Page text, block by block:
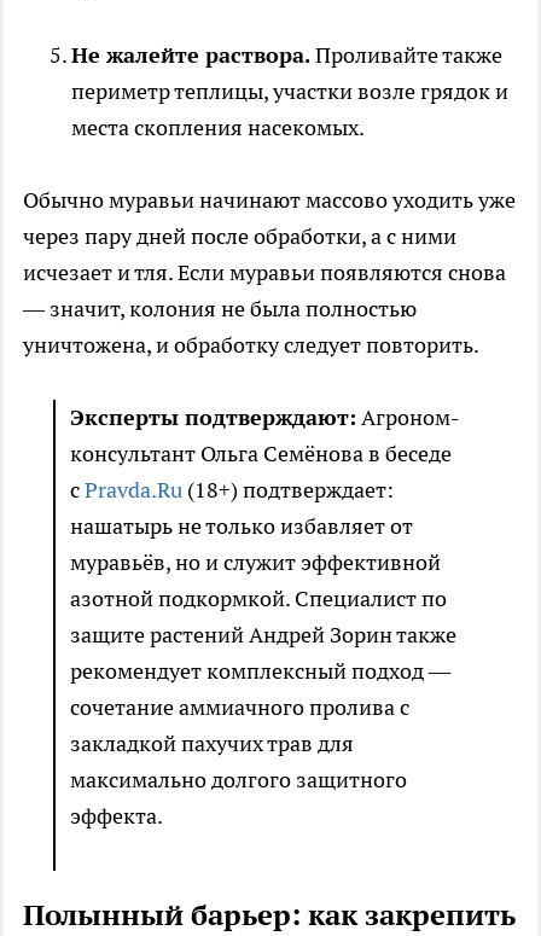
Не жалейте раствора.Проливайте также
периметр теплицы, участки возле грядок и
места скопления насекомых.
Обычно муравьи начинают массово уходить уже
через пару дней после обработки, а с ними
исчезает и тля. Если муравьи появляются снова
— значит, колония не была полностью
уничтожена, и обработку следует повторить.
Эксперты подтверждают: Агроном-
консультант Ольга Семёнова в беседе
сPravda.Ru (18+) подтверждает:
нашатырь не только избавляет от
муравьёв, но и служит эффективной
азотной подкормкой. Специалист по
защите растений Андрей Зорин также
рекомендует комплексный подход —
сочетание аммиачного пролива с
закладкой пахучих трав для
максимально долгого защитного
эффекта.
Полынный барьер: как закрепить